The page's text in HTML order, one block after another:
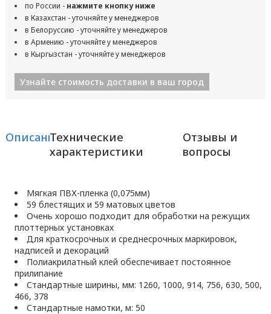
по России - нажмите кнопку ниже
в Казахстан - уточняйте у менеджеров
в Белоруссию - уточняйте у менеджеров
в Армению - уточняйте у менеджеров
в Кыргызстан - уточняйте у менеджеров
Узнайте стоимость доставки в ваш город
ОписаниеТехнические
характеристики
Отзывы и
вопросы
Мягкая ПВХ-пленка (0,075мм)
59 блестящих и 59 матовых цветов
Очень хорошо подходит для обработки на режущих
плоттерных установках
Для краткосрочных и среднесрочных маркировок,
надписей и декораций
Полиакрилатный клей обеспечивает постоянное
прилипание
Стандартные ширины, мм: 1260, 1000, 914, 756, 630, 500,
466, 378
Стандартные намотки, м: 50